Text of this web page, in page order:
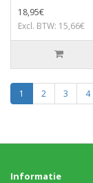
18,95€
Excl. BTW: 15,66€
1 2 3 4
Informatie